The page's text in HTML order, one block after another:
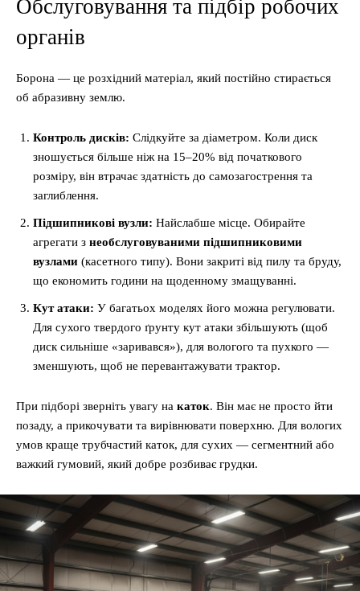
Обслуговування та підбір робочих
органів
Борона — це розхідний матеріал, який постійно стирається
об абразивну землю.
Контроль дисків: Слідкуйте за діаметром. Коли диск
зношується більше ніж на 15–20% від початкового
розміру, він втрачає здатність до самозагострення та
заглиблення.
Підшипникові вузли: Найслабше місце. Обирайте
агрегати з необслуговуваними підшипниковими
вузлами (касетного типу). Вони закриті від пилу та бруду,
що економить години на щоденному змащуванні.
Кут атаки: У багатьох моделях його можна регулювати.
Для сухого твердого ґрунту кут атаки збільшують (щоб
диск сильніше «заривався»), для вологого та пухкого —
зменшують, щоб не перевантажувати трактор.
При підборі зверніть увагу на каток. Він має не просто йти
позаду, а прикочувати та вирівнювати поверхню. Для вологих
умов краще трубчастий каток, для сухих — сегментний або
важкий гумовий, який добре розбиває грудки.